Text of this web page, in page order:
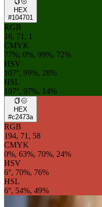
HEX
#104701
RGB
16, 71, 1
CMYK
77%, 0%, 99%, 72%
HSV
107°, 99%, 28%
HSL
107°, 97%, 14%
HEX
#c2473a
RGB
194, 71, 58
CMYK
0%, 63%, 70%, 24%
HSV
6°, 70%, 76%
HSL
6°, 54%, 49%